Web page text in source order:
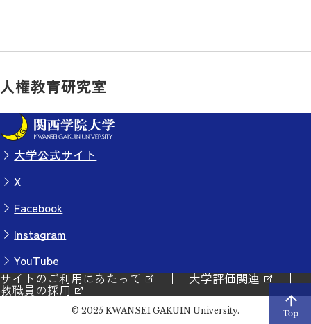
人権教育研究室
大学公式サイト
X
Facebook
Instagram
YouTube
サイトのご利用にあたって
大学評価関連
教職員の採用
© 2025 KWANSEI GAKUIN University.